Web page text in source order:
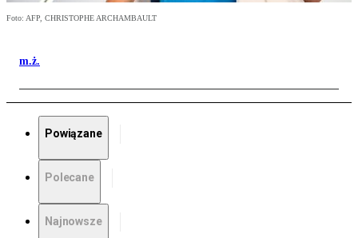
Foto: AFP, CHRISTOPHE ARCHAMBAULT
m.ż.
Powiązane
Polecane
Najnowsze